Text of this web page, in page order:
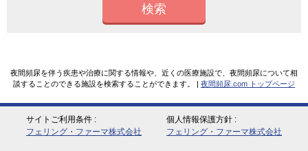
検索
夜間頻尿を伴う疾患や治療に関する情報や、近くの医療施設で、夜間頻尿について相
談することのできる施設を検索することができます。 | 夜間頻尿.com トップページ
サイトご利用条件
フェリング・ファーマ株式会社
個人情報保護方針
フェリング・ファーマ株式会社